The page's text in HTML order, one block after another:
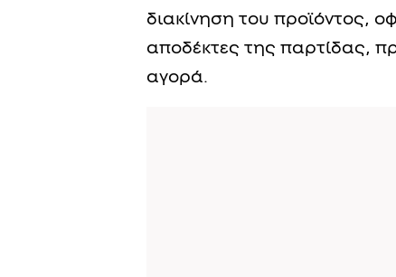
διακίνηση του προϊόντος,
αποδέκτες της παρτίδας,
αγορά.